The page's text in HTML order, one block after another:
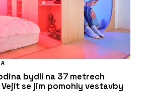
bydlí na 37 metrech
se jim pomohly vestavby